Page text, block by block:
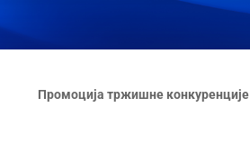
Промоција тржишне конкуренције